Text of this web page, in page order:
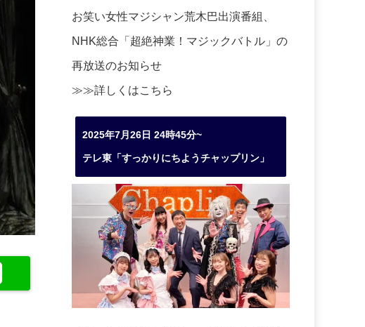
お笑い女性マジシャン荒木巴出演番組、
NHK総合「超絶神業！マジックバトル」の
再放送のお知らせ
≫≫詳しくはこちら
2025年7月26日 24時45分~
テレ東「すっかりにちようチャップリン」